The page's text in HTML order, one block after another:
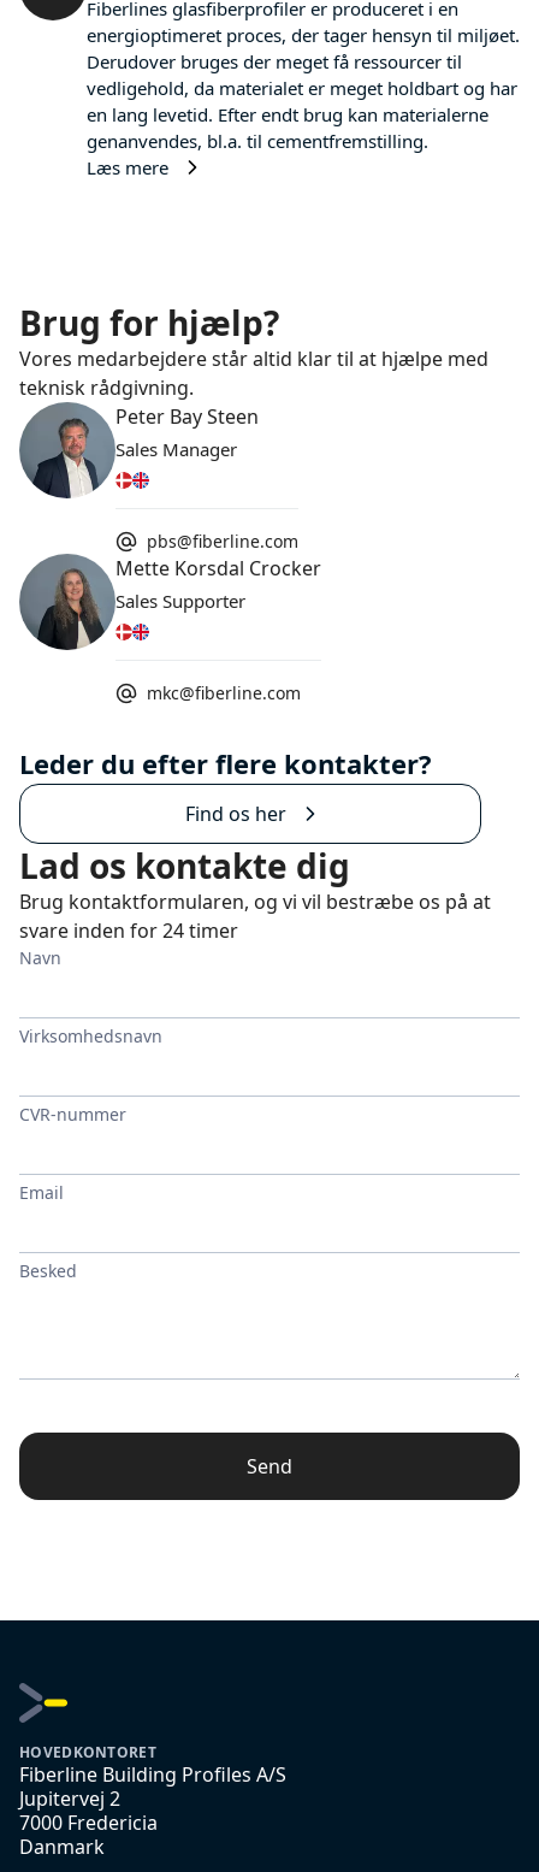
Fiberlines glasfiberprofiler er produceret i en
energioptimeret proces, der tager hensyn til miljøet.
Derudover bruges der meget få ressourcer til
vedligehold, da materialet er meget holdbart og har
en lang levetid. Efter endt brug kan materialerne
genanvendes, bl.a. til cementfremstilling.
Læs mere
Brug for hjælp?
Vores medarbejdere står altid klar til at hjælpe med
teknisk rådgivning.
Peter Bay Steen
Sales Manager
pbs@fiberline.com
Mette Korsdal Crocker
Sales Supporter
mkc@fiberline.com
Leder du efter flere kontakter?
Find os her
Lad os kontakte dig
Brug kontaktformularen, og vi vil bestræbe os på at
svare inden for 24 timer
Navn
Virksomhedsnavn
CVR-nummer
Email
Besked
Send
HOVEDKONTORET
Fiberline Building Profiles A/S
Jupitervej 2
7000 Fredericia
Danmark